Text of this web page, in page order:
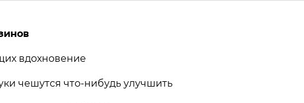
вдохновение
чешутся что-нибудь улучшить